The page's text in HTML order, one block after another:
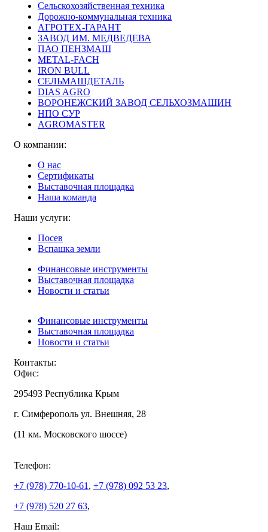
Сельскохозяйственная техника
Дорожно-коммунальная техника
АГРОТЕХ-ГАРАНТ
ЗАВОД ИМ. МЕДВЕДЕВА
ПАО ПЕНЗМАШ
METAL-FACH
IRON BULL
СЕЛЬМАШДЕТАЛЬ
DIAS AGRO
ВОРОНЕЖСКИЙ ЗАВОД СЕЛЬХОЗМАШИН
НПО СУР
AGROMASTER
О компании:
О нас
Сертификаты
Выставочная площадка
Наша команда
Наши услуги:
Посев
Вспашка земли
Финансовые инструменты
Выставочная площадка
Новости и статьи
Финансовые инструменты
Выставочная площадка
Новости и статьи
Контакты:
Офис:
295493 Республика Крым
г. Симферополь ул. Внешняя, 28
(11 км. Московского шоссе)
Телефон:
+7 (978) 770-10-61 , +7 (978) 092 53 23,
+7 (978) 520 27 63,
Наш Email: